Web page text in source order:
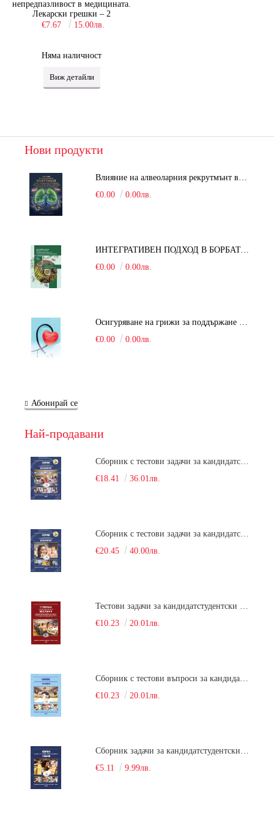
непредпазливост в медицината.
Лекарски грешки – 2
€7.67
15.00лв.
Няма наличност
Виж детайли
Нови продукти
Влияние на алвеоларния рекрутмънт върху белодробната функция при робот-асистирана хирургия в положение Тренделенбург
€0.00
0.00лв.
ИНТЕГРАТИВЕН ПОДХОД В БОРБАТА С COVID-19: От патогенезата на Sars-Cov-2 до фитомедицината и етноботаниката. Антивирусна активност и терапевтичен потенциал на българските лечебни растения
€0.00
0.00лв.
Осигуряване на грижи за поддържане на здравното състояние на уязвимите групи от населени
€0.00
0.00лв.
Абонирай се
Най-продавани
Сборник с тестови задачи за кандидатстудентски изпит по биология върху учебния материал за задължителна и профилирана подготовка, изучаван в средния курс на обучение. Част 1
€18.41
36.01лв.
Сборник с тестови задачи за кандидатстудентски изпит по биология върху учебния материал за задължителна и профилирана подготовка, изучаван в средния курс на обучение. Част 2
€20.45
40.00лв.
Тестови задачи за кандидатстудентски изпит по биология. Сборник
€10.23
20.01лв.
Сборник с тестови въпроси за кандидатстудентски изпит по химия. 2022
€10.23
20.01лв.
Сборник задачи за кандидатстудентски изпит по химия
€5.11
9.99лв.